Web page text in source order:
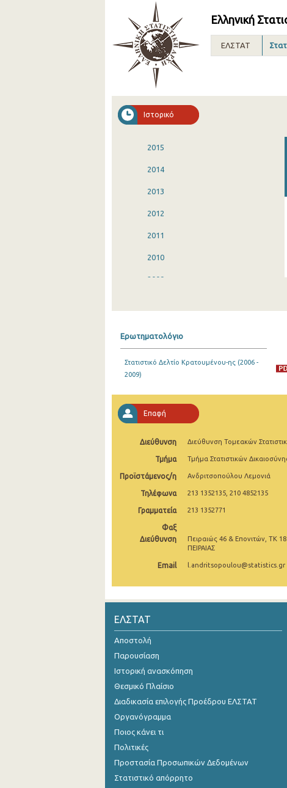
Ελληνική
ΕΛΣΤΑΤ
Ιστορικό
2015
2014
2013
2012
2011
2010
2009
2005
2000
1998
Ερωτηματολόγιο
Στατιστικό Δελτίο Κρατουμένου-ης (2006 -
2009)
Επαφή
Διεύθυνση Διεύθυνση Τομεακών
Τμήμα Τμήμα Στατιστικών
Προϊστάμενος/η Ανδριτσοπούλου Λεμονιά
Τηλέφωνα 213 1352135, 210 4852135
Γραμματεία 213 1352771
Φαξ
Διεύθυνση
Πειραιώς 46 & Επονιτών, ΤΚ
ΠΕΙΡΑΙΑΣ
Email l.andritsopoulou@statistics.gr
ΕΛΣΤΑΤ
Αποστολή
Παρουσίαση
Ιστορική ανασκόπηση
Θεσμικό Πλαίσιο
Διαδικασία επιλογής Προέδρου ΕΛΣΤΑΤ
Οργανόγραμμα
Ποιος κάνει τι
Πολιτικές
Προστασία Προσωπικών Δεδομένων
Στατιστικό απόρρητο